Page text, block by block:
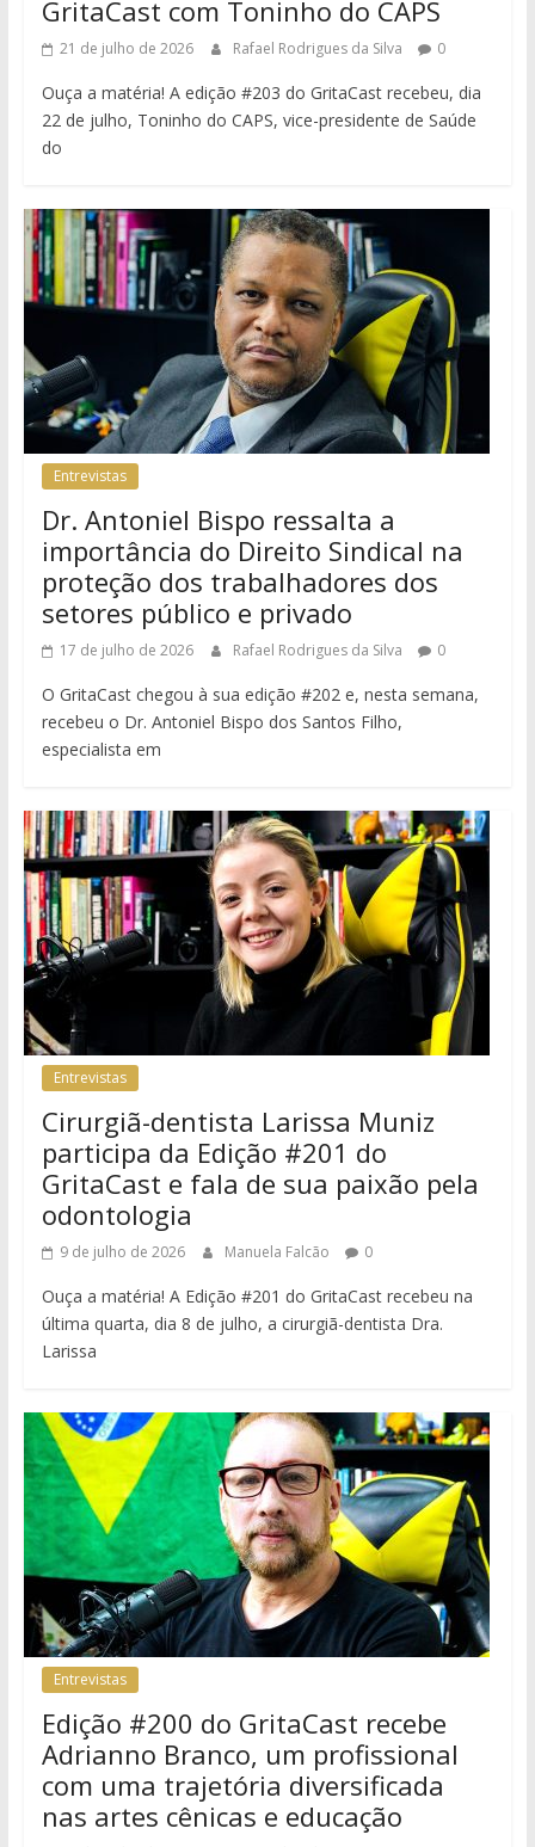
GritaCast com Toninho do CAPS
21 de julho de 2026 Rafael Rodrigues da Silva 0
Ouça a matéria! A edição #203 do GritaCast recebeu, dia
22 de julho, Toninho do CAPS, vice-presidente de Saúde
do
Entrevistas
Dr. Antoniel Bispo ressalta a
importância do Direito Sindical na
proteção dos trabalhadores dos
setores público e privado
17 de julho de 2026 Rafael Rodrigues da Silva 0
O GritaCast chegou à sua edição #202 e, nesta semana,
recebeu o Dr. Antoniel Bispo dos Santos Filho,
especialista em
Entrevistas
Cirurgiã-dentista Larissa Muniz
participa da Edição #201 do
GritaCast e fala de sua paixão pela
odontologia
9 de julho de 2026 Manuela Falcão 0
Ouça a matéria! A Edição #201 do GritaCast recebeu na
última quarta, dia 8 de julho, a cirurgiã-dentista Dra.
Larissa
Entrevistas
Edição #200 do GritaCast recebe
Adrianno Branco, um profissional
com uma trajetória diversificada
nas artes cênicas e educação